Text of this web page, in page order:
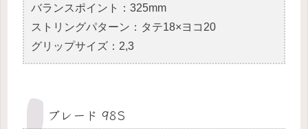
バランスポイント：325mm
ストリングパターン：タテ18×ヨコ20
グリップサイズ：2,3
ブレード 98S